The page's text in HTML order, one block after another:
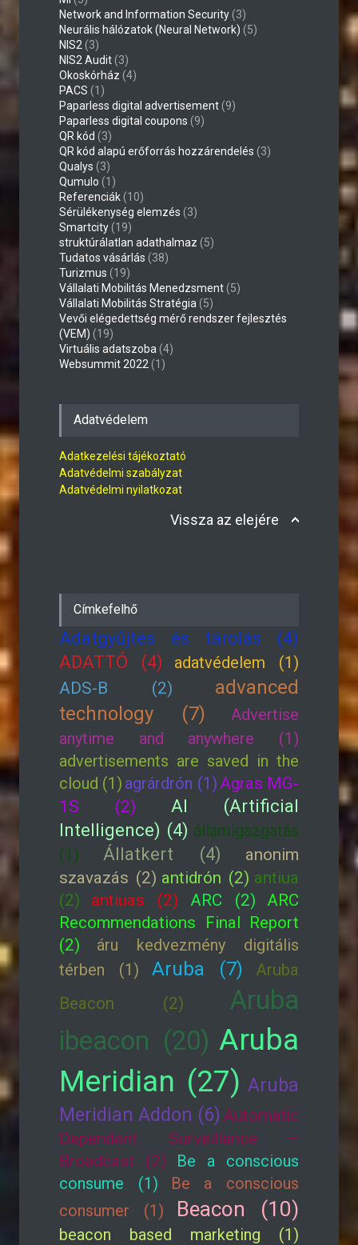
Network and Information Security(3)
Neurális hálózatok (Neural Network) (5)
NIS2 (3)
NIS2 Audit(3)
Okoskórház (4)
PACS (1)
Paparless digital advertisement(9)
Paparless digital coupons (9)
QR kód (3)
QR kód alapú erőforrás hozzárendelés (3)
Qualys (3)
Qumulo (1)
Referenciák(10)
Sérülékenység elemzés (3)
Smartcity(19)
struktúrálatlan adathalmaz (5)
Tudatos vásárlás (38)
Turizmus (19)
Vállalati Mobilitás Menedzsment(5)
Vállalati Mobilitás Stratégia (5)
Vevői elégedettség mérő rendszer fejlesztés
(VEM) (19)
Virtuális adatszoba (4)
Websummit 2022 (1)
Adatvédelem
Adatkezelési tájékoztató
Adatvédelmi szabályzat
Adatvédelmi nyilatkozat
Vissza az elejére
Címkefelhő
Adatgyűjtés és tárolás (4)
ADATTÓ (4)
adatvédelem (1)
ADS-B (2)
advanced
technology (7)
Advertise
anytime and anywhere (1)
advertisements are saved in the
cloud (1) agrárdrón (1)Agras MG-
1S (2)
AI (Artificial
Intelligence) (4) államigazgatás
(1)
Állatkert (4)
anonim
szavazás (2) antidrón (2) antiua
(2)
antiuas (2) ARC (2)
ARC
Recommendations Final Report
(2)
áru kedvezmény digitális
térben (1)
Aruba (7)
Aruba
Beacon (2)
Aruba
ibeacon (20) Aruba
Meridian (27) Aruba
Meridian Addon (6) Automatic
Dependent Surveillance –
Broadcast (2)
Be a conscious
consume (1)
Be a conscious
consumer (1)
Beacon (10)
beacon based marketing (1)